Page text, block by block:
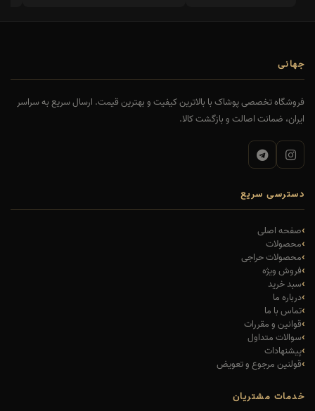
جهانی
فروشگاه تخصصی پوشاک با بالاترین کیفیت و بهترین قیمت. ارسال سریع به سراسر
ایران، ضمانت اصالت و بازگشت کالا.
دسترسی سریع
صفحه اصلی
محصولات
محصولات حراجی
فروش ویژه
سبد خرید
درباره ما
تماس با ما
قوانین و مقررات
سوالات متداول
پیشنهادات
قولنین مرجوع و تعویض
خدمات مشتریان